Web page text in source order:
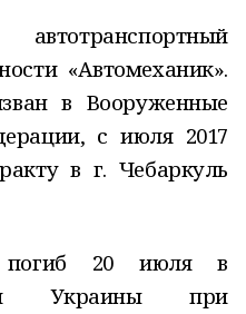
«Автомеханик».
в Вооруженные
с июля 2017
в г. Чебаркуль
погиб 20 июля в
Украины при